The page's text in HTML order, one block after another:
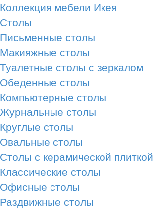
Коллекция мебели Икея
Столы
Письменные столы
Макияжные столы
Туалетные столы с зеркалом
Обеденные столы
Компьютерные столы
Журнальные столы
Круглые столы
Овальные столы
Столы с керамической плиткой
Классические столы
Офисные столы
Раздвижные столы